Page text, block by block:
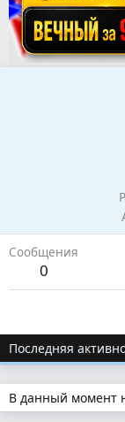
Сообщения
0
Последняя
В данный момент